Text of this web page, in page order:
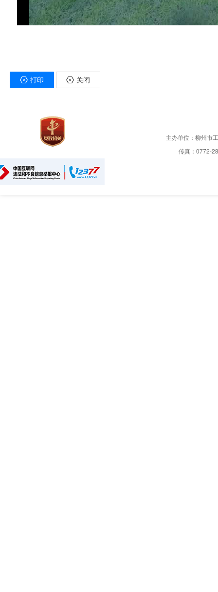
打印 关闭
主办单位：柳州市
传真：0772-